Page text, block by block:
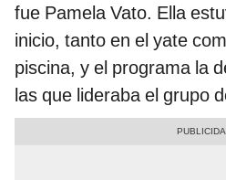
fue Pamela Vato. Ella
inicio, tanto en el yate
piscina, y el programa la
las que lideraba el grupo